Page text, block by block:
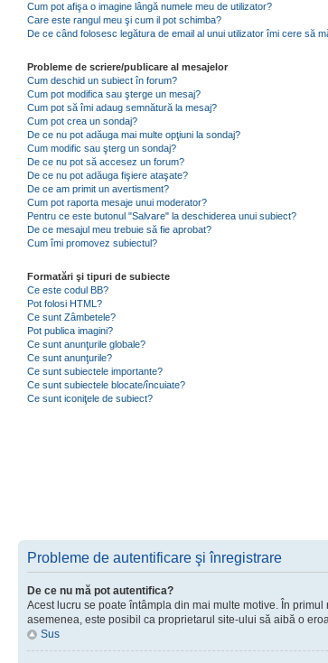
Cum pot afişa o imagine lângă numele meu de utilizator?
Care este rangul meu şi cum il pot schimba?
De ce când folosesc legătura de email al unui utilizator îmi cere să
Probleme de scriere/publicare al mesajelor
Cum deschid un subiect în forum?
Cum pot modifica sau şterge un mesaj?
Cum pot să îmi adaug semnătură la mesaj?
Cum pot crea un sondaj?
De ce nu pot adăuga mai multe opţiuni la sondaj?
Cum modific sau şterg un sondaj?
De ce nu pot să accesez un forum?
De ce nu pot adăuga fişiere ataşate?
De ce am primit un avertisment?
Cum pot raporta mesaje unui moderator?
Pentru ce este butonul "Salvare" la deschiderea unui subiect?
De ce mesajul meu trebuie să fie aprobat?
Cum îmi promovez subiectul?
Formatări şi tipuri de subiecte
Ce este codul BB?
Pot folosi HTML?
Ce sunt Zâmbetele?
Pot publica imagini?
Ce sunt anunţurile globale?
Ce sunt anunţurile?
Ce sunt subiectele importante?
Ce sunt subiectele blocate/încuiate?
Ce sunt iconiţele de subiect?
Probleme de autentificare şi înregistrare
De ce nu mă pot autentifica?
Acest lucru se poate întâmpla din mai multe motive. În
asemenea, este posibil ca proprietarul site-ului să aibă o
Sus